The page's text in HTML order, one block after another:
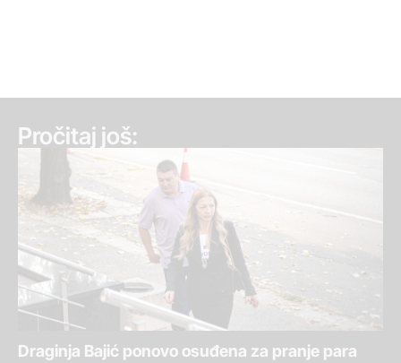
Pročitaj još:
Draginja Bajić ponovo osuđena za pranje para